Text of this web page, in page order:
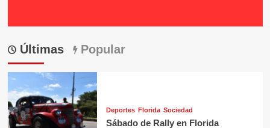
Últimas Popular
Deportes Florida Sociedad
Sábado de Rally en Florida